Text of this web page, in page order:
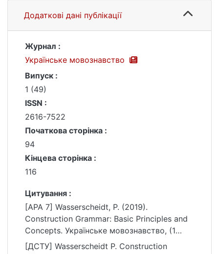
Додаткові дані публікації
Журнал :
Українське мовознавство
Випуск :
1 (49)
ISSN :
2616-7522
Початкова сторінка :
94
Кінцева сторінка :
116
Цитування :
[APA 7] Wasserscheidt, P. (2019).
Construction Grammar: Basic Principles and
Concepts. Українське мовознавство, (1
(49)), 94–116.
[ДСТУ] Wasserscheidt P. Construction